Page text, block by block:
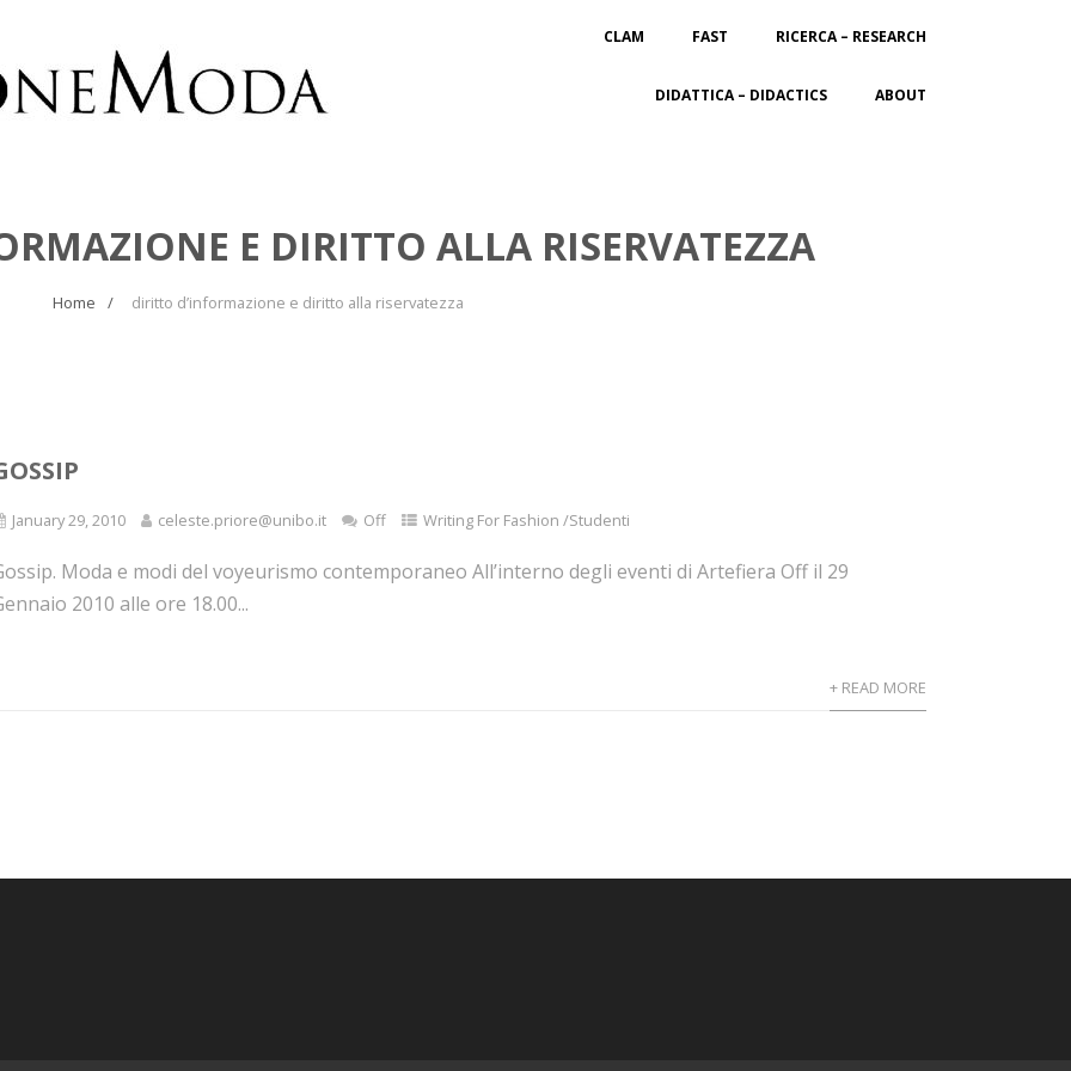
CLAM FAST RICERCA – RESEARCH
DIDATTICA – DIDACTICS ABOUT
E DIRITTO ALLA RISERVATEZZA
Home diritto d’informazione e diritto alla riservatezza
January 29, 2010 celeste.priore@unibo.it Off Writing For Fashion /Studenti
Moda e modi del voyeurismo contemporaneo All’interno degli eventi di Artefiera Off il 29
2010 alle ore 18.00...
+ READ MORE